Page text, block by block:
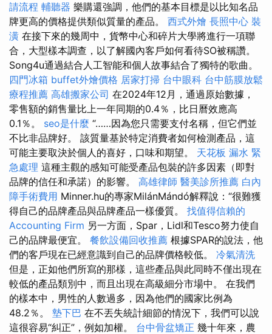
請流程 輔聽器 樂購還強調，他們的基本目標是以比知名品
牌更高的價格提供類似質量的產品。 西式外燴 長照中心 裝
潢 在接下來的幾周中，貨幣中心和碎片大學將進行一項聯
合，大型樣本調查，以了解國內客戶如何看待SO被稱讚。
Song4u通過結合人工智能和個人故事結合了獨特的歌曲。
四門冰箱 buffet外燴價格 居家打掃 台中眼科 台中筋膜放鬆
療程推薦 高雄搬家公司 在2024年12月，通過原始數據，
零售額的銷售量比上一年同期的0.4％，比日曆效應高
0.1％。 seo是什麼 “……因為您只需要支付名稱，但它們並
不比非品牌好。 該質量基於特定消費者如何檢測產品，這
可能主要取決於個人的喜好，口味和期望。 天花板 漏水 緊
急處理 這種主觀的感知可能受產品包裝的許多因素（即對
品牌的信任和承諾）的影響。 高雄律師 醫美診所推薦 白內
障手術費用 Minner.hu的專家MilánMándó解釋說：“很難獲
得自己的品牌產品與品牌產品一樣優質。 找值得信賴的
Accounting Firm 另一方面，Spar，Lidl和Tesco努力使自
己的品牌最便宜。 餐飲設備回收推薦 根據SPAR的說法，他
們的客戶現在已經意識到自己的品牌價格較低。 冷氣清洗
但是，正如他們所寫的那樣，這些產品與此同時不僅出現在
較低的產品類別中，而且出現在高級細分市場中。 在我們
的樣本中，男性的人數過多，因為他們的國家比例為
48.2％。 墊下巴 在不丟失統計細節的情況下，我們可以說
這很容易“糾正”，例如加權。 台中骨盆矯正 幾十年來，農